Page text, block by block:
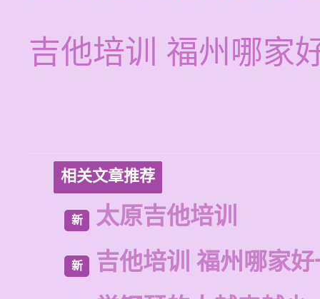
吉他培训 福州哪家
相关文章推荐
新 太原吉他培训
新
吉他培训 福州哪家